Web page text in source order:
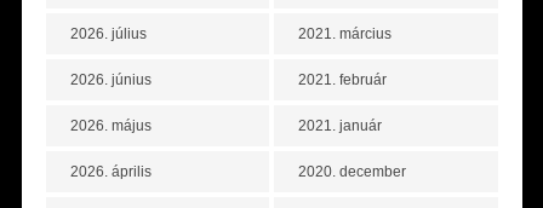
2026. július
2026. június
2026. május
2026. április
2021. március
2021. február
2021. január
2020. december